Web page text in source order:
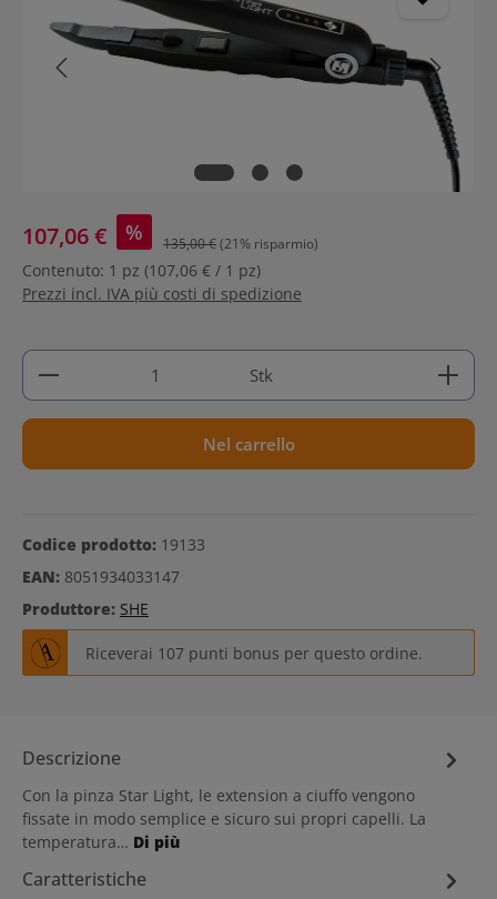
107,06 € % 135,00 €(21% risparmio)
Contenuto: 1 pz (107,06 € / 1 pz)
Prezzi incl. IVA più costi di spedizione
Quantità del prodotto: inserisci la quantità
Stk
Nel carrello
Codice prodotto: 19133
EAN: 8051934033147
Produttore: SHE
Riceverai 107 punti bonus per questo ordine.
Descrizione
Con la pinza Star Light, le extension a ciuffo vengono
fissate in modo semplice e sicuro sui propri capelli. La
temperatura… Di più
Caratteristiche